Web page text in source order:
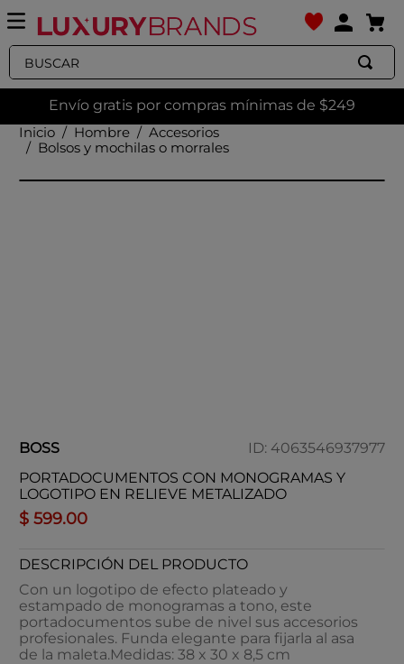
Buscar
Envío gratis por compras mínimas de $249
Hombre
Accesorios
Bolsos y mochilas o morrales
BOSS ID: 4063546937977
PORTADOCUMENTOS CON MONOGRAMAS Y
LOGOTIPO EN RELIEVE METALIZADO
$ 599.00
DESCRIPCIÓN DEL PRODUCTO
Con un logotipo de efecto plateado y
estampado de monogramas a tono, este
portadocumentos sube de nivel sus accesorios
profesionales. Funda elegante para fijarla al asa
de la maleta.Medidas: 38 x 30 x 8,5 cm